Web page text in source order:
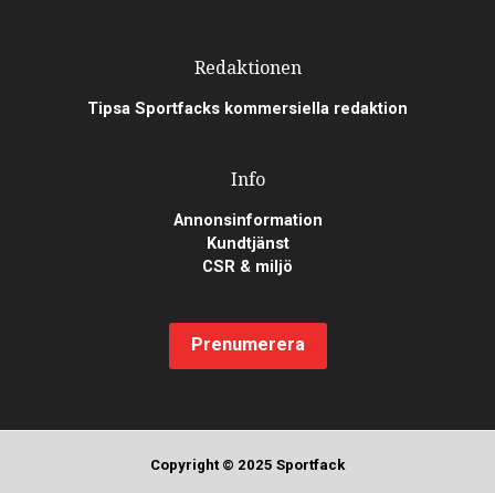
Redaktionen
Tipsa Sportfacks kommersiella redaktion
Info
Annonsinformation
Kundtjänst
CSR & miljö
Prenumerera
Copyright © 2025 Sportfack